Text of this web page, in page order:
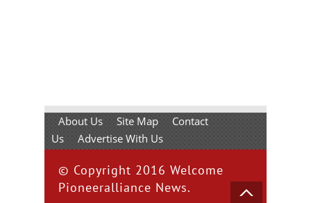
About Us Site Map
Contact
Us
Advertise With Us
© Copyright 2016 Welcome
Pioneeralliance News.